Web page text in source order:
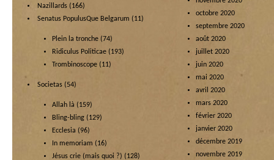
Nazillards (166)
Senatus PopulusQue Belgarum (11)
Plein la tronche (74)
Ridiculus Politicae (193)
Trombinoscope (11)
Societas (54)
Allah là (159)
Bling-bling (129)
Ecclesia (96)
In memoriam (16)
Jésus crie (mais quoi ?) (128)
octobre 2020
septembre 2020
août 2020
juillet 2020
juin 2020
mai 2020
avril 2020
mars 2020
février 2020
janvier 2020
décembre 2019
novembre 2019